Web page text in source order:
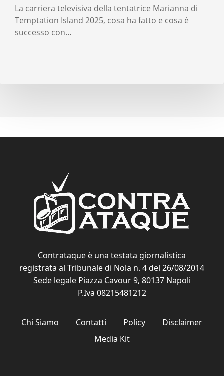
La carriera televisiva della tentatrice Marianna di
Temptation Island 2025, cosa ha fatto e cosa è
successo con…
Contrataque è una testata giornalistica
registrata al Tribunale di Nola n. 4 del 26/08/2014
Sede legale Piazza Cavour 9, 80137 Napoli
P.Iva 08215481212
Chi Siamo Contatti Policy
Disclaimer
Media Kit